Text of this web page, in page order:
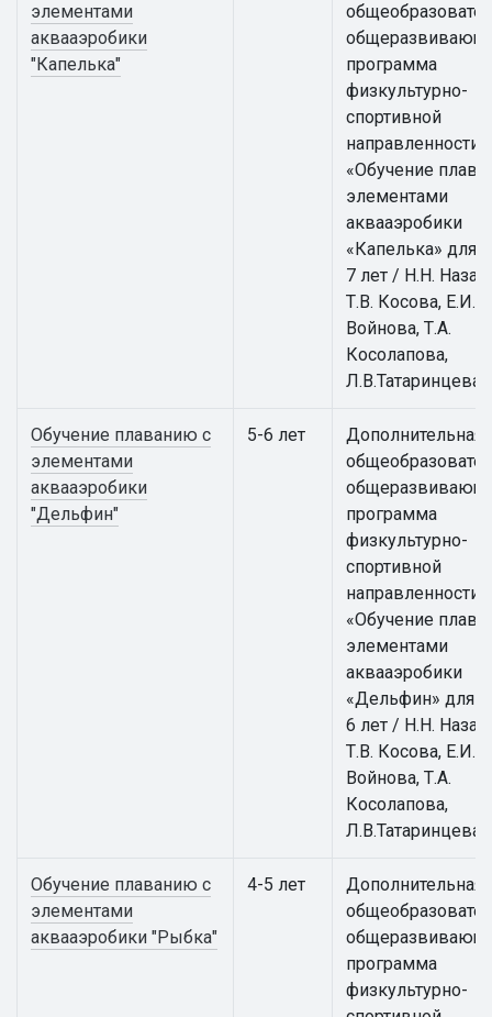
элементами
аквааэробики
"Капелька"
программа
физкультурно-
спортивной
направленности
«Обучение
элементами
аквааэробики
«Капелька» для
7 лет / Н.Н.
Т.В. Косова, Е.И.
Войнова, Т.А.
Косолапова,
Л.В.Татаринцева
Обучение плаванию с
элементами
аквааэробики
"Дельфин"
5-6 лет
Дополнительная
программа
физкультурно-
спортивной
направленности
«Обучение
элементами
аквааэробики
«Дельфин» для
6 лет / Н.Н.
Т.В. Косова, Е.И.
Войнова, Т.А.
Косолапова,
Л.В.Татаринцева
Обучение плаванию с
элементами
аквааэробики "Рыбка"
4-5 лет
Дополнительная
программа
физкультурно-